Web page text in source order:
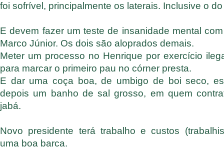
foi sofrível, principalmente os laterais. Inclusive o
E devem fazer um teste de insanidade mental
Marco Júnior. Os dois são aloprados demais.
Meter um processo no Henrique por exercício
para marcar o primeiro pau no córner presta.
E dar uma coça boa, de umbigo de boi seco,
depois um banho de sal grosso, em quem
jabá.
Novo presidente terá trabalho e custos
uma boa barca.